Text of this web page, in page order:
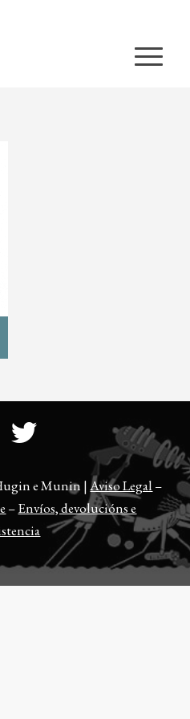
e Munin |Aviso Legal –
–Envíos, devolucións e